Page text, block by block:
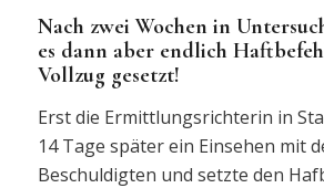
Nach zwei Wochen in
es dann aber endlich
Vollzug gesetzt!
Erst die Ermittlungsrichterin in
14 Tage später ein Einsehen mit
Beschuldigten und setzte den